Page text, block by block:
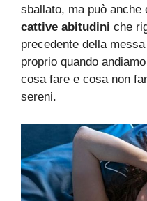
sballato, ma può anche
cattive abitudini che
precedente della
proprio quando
cosa fare e cosa non
sereni.